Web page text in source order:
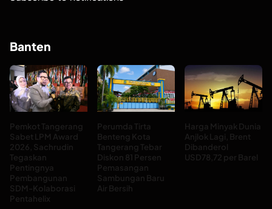
Banten
Pemkot Tangerang
Sabet LPM Award
2026, Sachrudin
Tegaskan
Pentingnya
Pembangunan
SDM-Kolaborasi
Pentahelix
Perumda Tirta
Benteng Kota
Tangerang Tebar
Diskon 81 Persen
Pemasangan
Sambungan Baru
Air Bersih
Harga Minyak Dunia
Anjlok Lagi, Brent
Dibanderol
USD78,72 per Barel